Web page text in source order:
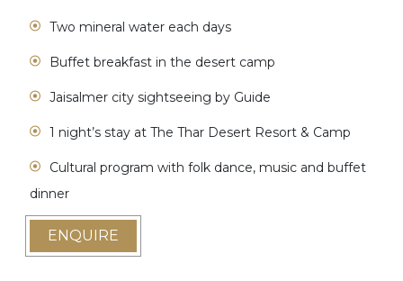
Two mineral water each days
Buffet breakfast in the desert camp
Jaisalmer city sightseeing by Guide
1 night’s stay at The Thar Desert Resort & Camp
Cultural program with folk dance, music and buffet
dinner
ENQUIRE